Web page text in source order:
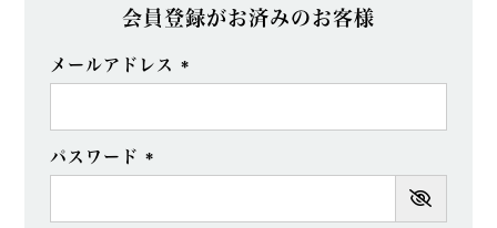
会員登録がお済みのお客様
メールアドレス
パスワード